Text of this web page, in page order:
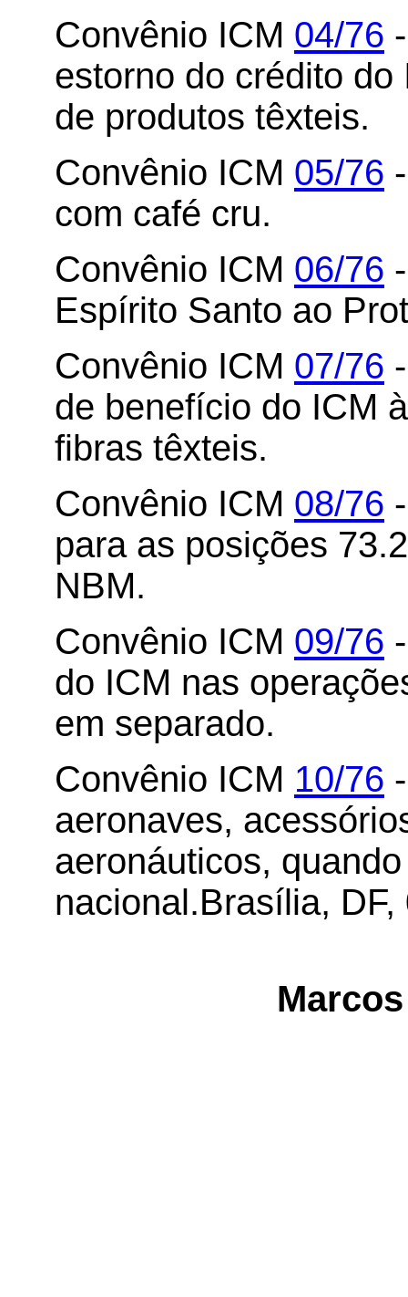
Convênio ICM 04/76
estorno do crédito
de produtos têxteis.
Convênio ICM 05/76
com café cru.
Convênio ICM 06/76
Espírito Santo ao
Convênio ICM 07/76
de benefício do ICM
fibras têxteis.
Convênio ICM 08/76
para as posições
NBM.
Convênio ICM 09/76
do ICM nas
em separado.
Convênio ICM 10/76
aeronaves,
aeronáuticos,
nacional.Brasília,